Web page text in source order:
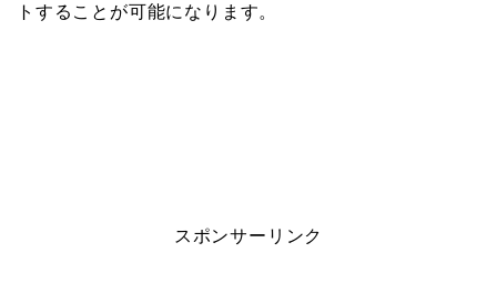
トすることが可能になります。
スポンサーリンク